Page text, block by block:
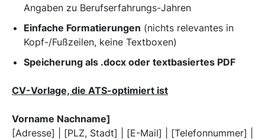
Angaben zu Berufserfahrungs-Jahren
Einfache Formatierungen (nichts relevantes in
Kopf-/Fußzeilen, keine Textboxen)
Speicherung als .docx oder textbasiertes PDF
CV-Vorlage, die ATS-optimiert ist
Vorname Nachname]
[Adresse] | [PLZ, Stadt] | [E-Mail] | [Telefonnummer] |